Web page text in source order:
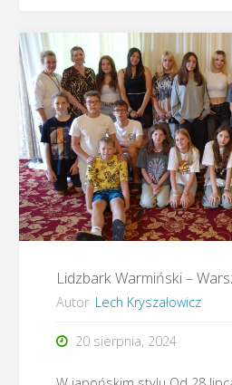
–
Wszyscy
kochamy
dolinę
Symsarny"
Lidzbark Warmiński –
Autor Lech Kryszałowicz
20 sierpnia, 2024